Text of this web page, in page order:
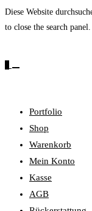
Diese Website
to close the search panel.
Portfolio
Shop
Warenkorb
Mein Konto
Kasse
AGB